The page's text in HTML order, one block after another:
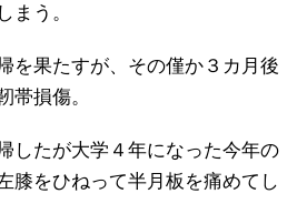
まう。
を果たすが、その僅か３カ月後
帯損傷。
したが大学４年になった今年の
膝をひねって半月板を痛めてし